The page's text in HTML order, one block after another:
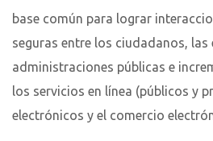
base común para lograr
seguras entre los ciudadanos, las
administraciones públicas e
los servicios en línea (públicos y
electrónicos y el comercio